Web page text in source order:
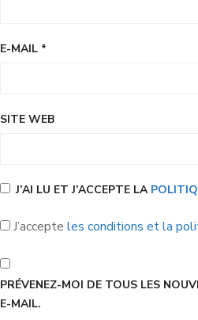
E-MAIL *
SITE WEB
J’AI LU ET J’ACCEPTE LA
J’accepte les conditions et la
PRÉVENEZ-MOI DE TOUS LES
E-MAIL.